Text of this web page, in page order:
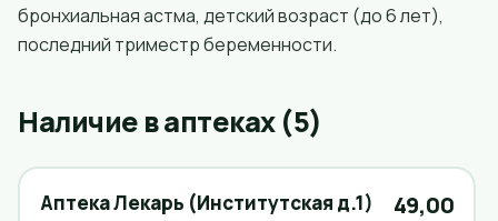
бронхиальная астма, детский возраст (до 6 лет),
последний триместр беременности.
Наличие в аптеках (5)
Аптека Лекарь (Институтская д.1)
49,00